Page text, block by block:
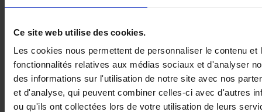
Ce site web utilise des cookies.
Les cookies nous permettent de personnaliser le contenu
fonctionnalités relatives aux médias sociaux et d'analyser
des informations sur l'utilisation de notre site avec nos
et d'analyse, qui peuvent combiner celles-ci avec d'autres
ou qu'ils ont collectées lors de votre utilisation de leurs